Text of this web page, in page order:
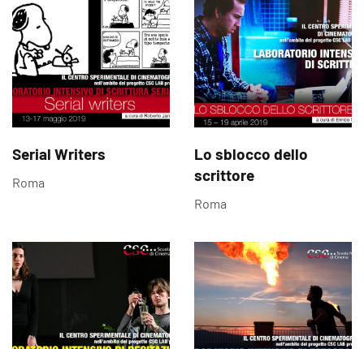
Serial Writers
Roma
Lo sblocco dello
scrittore
Roma